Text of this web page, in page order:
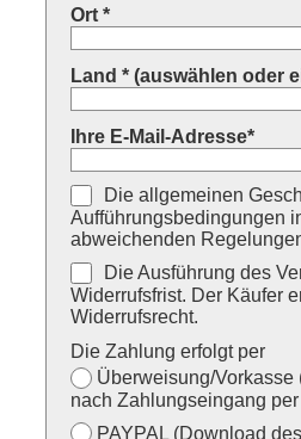
Ort *
Land * (auswählen oder
Ihre E-Mail-Adresse*
Die allgemeinen
Aufführungsbedingungen
abweichenden
Die Ausführung des
Widerrufsfrist. Der Käufer
Widerrufsrecht.
Die Zahlung erfolgt per
Überweisung/Vorkasse
nach Zahlungseingang
PAYPAL (Download